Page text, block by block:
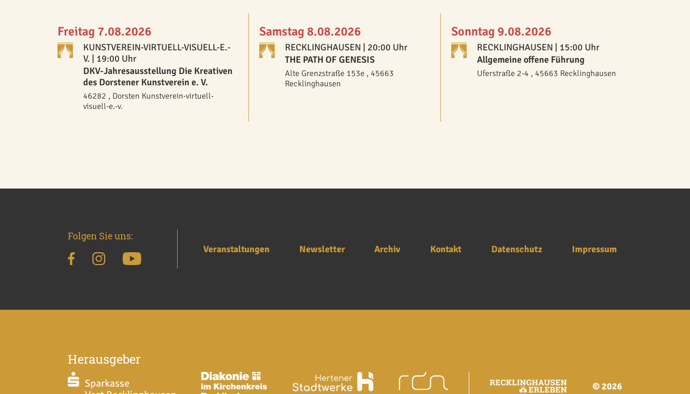
Freitag 7.08.2026
KUNSTVEREIN-VIRTUELL-VISUELL-E.-
V. | 19:00 Uhr
DKV-Jahresausstellung Die Kreativen
des Dorstener Kunstverein e. V.
46282 , Dorsten Kunstverein-virtuell-
visuell-e.-v.
Samstag 8.08.2026
RECKLINGHAUSEN | 20:00 Uhr
THE PATH OF GENESIS
Alte Grenzstraße 153e , 45663
Recklinghausen
Sonntag 9.08.2026
RECKLINGHAUSEN | 15:00 Uhr
Allgemeine offene Führung
Uferstraße 2-4 , 45663 Recklinghausen
Veranstaltungen Newsletter Archiv Kontakt Datenschutz Impressum
Folgen Sie uns:
Herausgeber
© 2026